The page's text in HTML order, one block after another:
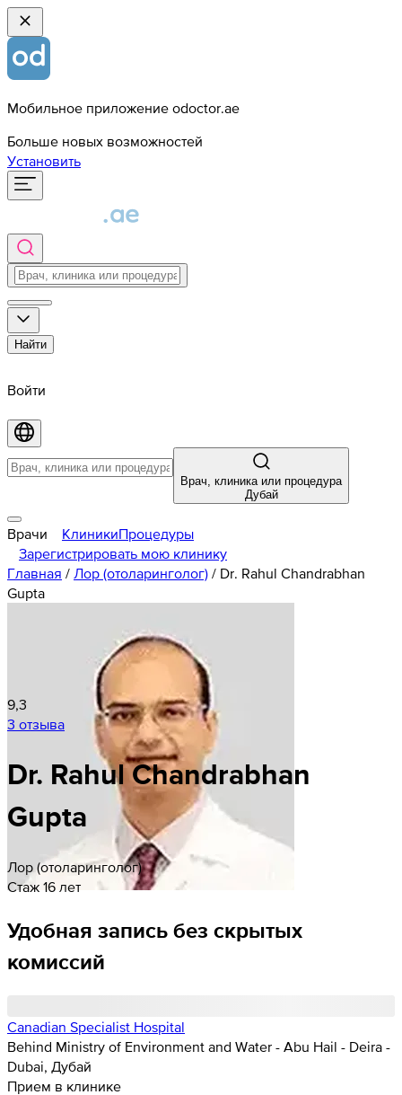
Мобильное приложение odoctor.ae
Больше новых возможностей
Установить
Найти
Войти
Врач, клиника или процедура
Дубай
Врачи КлиникиПроцедуры
Зарегистрировать мою клинику
Главная / Лор (отоларинголог) / Dr. Rahul Chandrabhan
Gupta
9,3
3 отзыва
Dr. Rahul Chandrabhan
Gupta
Лор (отоларинголог)
Стаж 16 лет
Удобная запись без скрытых
комиссий
Canadian Specialist Hospital
Behind Ministry of Environment and Water - Abu Hail - Deira -
Dubai, Дубай
Прием в клинике